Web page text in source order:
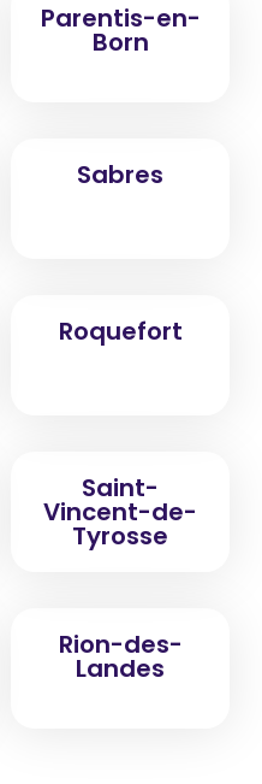
Parentis-en-
Born
Sabres
Roquefort
Saint-
Vincent-de-
Tyrosse
Rion-des-
Landes